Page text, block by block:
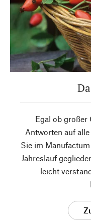
Egal ob großer
Antworten auf
Sie im
Jahreslauf
leicht